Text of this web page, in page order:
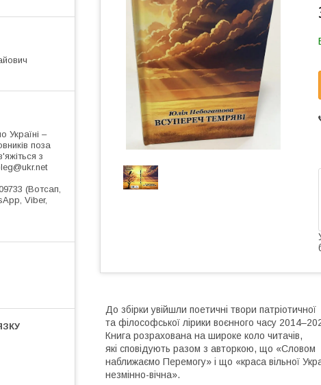
До збірки увійшли поетичні твори патріотичної
та філософської лірики воєнного часу
Книга розрахована на широке коло читачів,
які сповідують разом з авторкою, що «Словом
наближаємо Перемогу» і що «краса вільної
незмінно-вічна».
Україні –
поза
з
(Вотсап,
Viber,